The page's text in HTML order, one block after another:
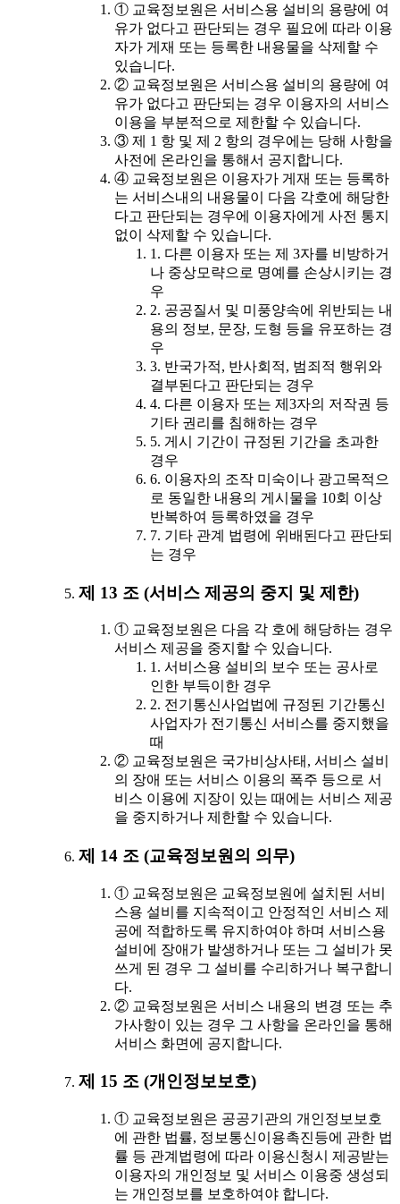
① 교육정보원은 서비스용 설비의 용량에 여
유가 없다고 판단되는 경우 필요에 따라 이용
자가 게재 또는 등록한 내용물을 삭제할 수
있습니다.
② 교육정보원은 서비스용 설비의 용량에 여
유가 없다고 판단되는 경우 이용자의 서비스
이용을 부분적으로 제한할 수 있습니다.
③ 제 1 항 및 제 2 항의 경우에는 당해 사항을
사전에 온라인을 통해서 공지합니다.
④ 교육정보원은 이용자가 게재 또는 등록하
는 서비스내의 내용물이 다음 각호에 해당한
다고 판단되는 경우에 이용자에게 사전 통지
없이 삭제할 수 있습니다.
1. 다른 이용자 또는 제 3자를 비방하거
나 중상모략으로 명예를 손상시키는 경
우
2. 공공질서 및 미풍양속에 위반되는 내
용의 정보, 문장, 도형 등을 유포하는 경
우
3. 반국가적, 반사회적, 범죄적 행위와
결부된다고 판단되는 경우
4. 다른 이용자 또는 제3자의 저작권 등
기타 권리를 침해하는 경우
5. 게시 기간이 규정된 기간을 초과한
경우
6. 이용자의 조작 미숙이나 광고목적으
로 동일한 내용의 게시물을 10회 이상
반복하여 등록하였을 경우
7. 기타 관계 법령에 위배된다고 판단되
는 경우
제 13 조 (서비스 제공의 중지 및 제한)
① 교육정보원은 다음 각 호에 해당하는 경우
서비스 제공을 중지할 수 있습니다.
1. 서비스용 설비의 보수 또는 공사로
인한 부득이한 경우
2. 전기통신사업법에 규정된 기간통신
사업자가 전기통신 서비스를 중지했을
때
② 교육정보원은 국가비상사태, 서비스 설비
의 장애 또는 서비스 이용의 폭주 등으로 서
비스 이용에 지장이 있는 때에는 서비스 제공
을 중지하거나 제한할 수 있습니다.
제 14 조 (교육정보원의 의무)
① 교육정보원은 교육정보원에 설치된 서비
스용 설비를 지속적이고 안정적인 서비스 제
공에 적합하도록 유지하여야 하며 서비스용
설비에 장애가 발생하거나 또는 그 설비가 못
쓰게 된 경우 그 설비를 수리하거나 복구합니
다.
② 교육정보원은 서비스 내용의 변경 또는 추
가사항이 있는 경우 그 사항을 온라인을 통해
서비스 화면에 공지합니다.
제 15 조 (개인정보보호)
① 교육정보원은 공공기관의 개인정보보호
에 관한 법률, 정보통신이용촉진등에 관한 법
률 등 관계법령에 따라 이용신청시 제공받는
이용자의 개인정보 및 서비스 이용중 생성되
는 개인정보를 보호하여야 합니다.